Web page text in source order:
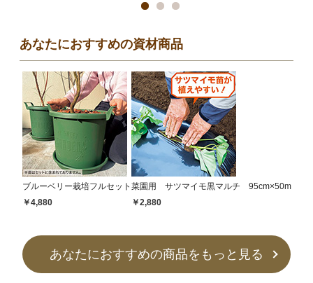
あなたにおすすめの資材商品
ブルーベリー栽培フルセット
￥4,880
菜園用 サツマイモ黒マルチ 95cm×50m
￥2,880
あなたにおすすめの商品をもっと見る